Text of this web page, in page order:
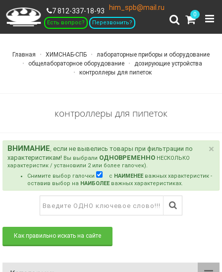
0
him_spb@mail.ru
7 812-337-18-93
Есть вопрос? Перезвонить?
Главная ХИМСНАБ-СПБ
лабораторные приборы и оборудование
общелабораторное оборудование
дозирующие устройства
контроллеры для пипеток
контроллеры для пипеток
×
ВНИМАНИЕ, если не вывелись товары при фильтрации по
характеристикам! Вы выбрали ОДНОВРЕМЕННО НЕСКОЛЬКО
характеристик / установили 2 или более галочек).
Снимите выбор галочки
с НАИМЕНЕЕважных характеристик -
оставив выбор на НАИБОЛЕЕважных характеристиках.
Как правильно искать на сайте